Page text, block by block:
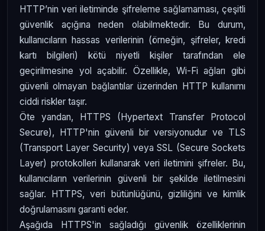
HTTP’nin veri iletiminde şifreleme sağlamaması, çeşitli
güvenlik açığına neden olabilmektedir. Bu durum,
kullanıcıların hassas verilerinin (örneğin, şifreler, kredi
kartı bilgileri) kötü niyetli kişiler tarafından ele
geçirilmesine yol açabilir. Özellikle, Wi-Fi ağları gibi
güvenli olmayan bağlantılar üzerinden HTTP kullanımı
ciddi riskler taşır.
Öte yandan, HTTPS (Hypertext Transfer Protocol
Secure), HTTP'nin güvenli bir versiyonudur ve TLS
(Transport Layer Security) veya SSL (Secure Sockets
Layer) protokolleri kullanarak veri iletimini şifreler. Bu,
kullanıcıların verilerinin güvenli bir şekilde iletilmesini
sağlar. HTTPS, veri bütünlüğünü, gizliliğini ve kimlik
doğrulamasını garanti eder.
Aşağıda HTTPS'in sağladığı güvenlik özelliklerinin